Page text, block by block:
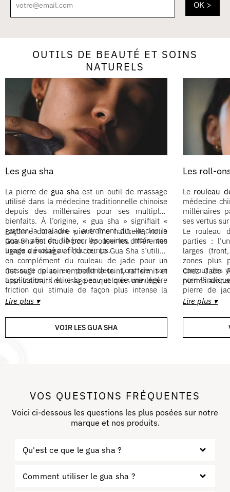
votre@email.com
OUTILS DE BEAUTÉ ET SOINS
NATURELS
Les roll-
Le rouleau
médecine
millénaires
ses vertus
Le rouleau
parties :
larges
zones plus
contour des
nom
pierre de
pouvoirs sur
Chez Jade
pierres avec
Lire plus ▾
Les gua sha
La pierre de gua sha est un outil de massage
utilisé dans la médecine traditionnelle chinoise
depuis des millénaires pour ses multiples
bienfaits. À l’origine, « gua sha » signifiait «
gratter la maladie », autrement dit, «racler la
peau» afin de libérer les toxines, mais son
usage a évolué au fil du temps.
Façonné dans une pierre fine naturelle, notre
Gua Sha est étudié pour épouser les différentes
lignes du visage et du cou. Le Gua Sha s’utilise
en complément du rouleau de jade pour un
massage plus en profondeur. Lors de son
application, il étire la peau et crée une légère
friction qui stimule de façon plus intense la
circulation sanguine et le drainage
Cet outil de soin embellit le teint, raffermit et
lisse les traits du visage en quelques minutes.
Lire plus ▾
VOIR LES GUA SHA
VOS QUESTIONS FRÉQUENTES
Voici ci-dessous les questions les plus posées sur notre
marque et nos produits.
Qu'est ce que le gua sha ?​
Comment utiliser le gua sha ?